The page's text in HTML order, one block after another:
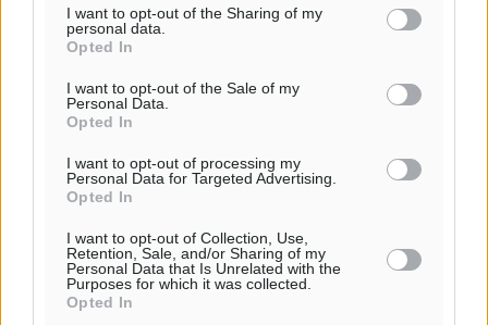
I want to opt-out of the Sharing of my
personal data.
Opted In
I want to opt-out of the Sale of my
Personal Data.
Opted In
I want to opt-out of processing my
Personal Data for Targeted Advertising.
Opted In
I want to opt-out of Collection, Use,
Retention, Sale, and/or Sharing of my
Personal Data that Is Unrelated with the
Purposes for which it was collected.
Opted In
Lions Χάλκης
Τοπικές Ειδήσεις• πριν 5 λεπτά
Ρόδος: «Βουλιάζει» από τουρίστες – Πάνω από 1 εκατ.
επιβάτες και 55 κρουαζιερόπλοια
Γ’ Εθνική Κατηγορία: Οι ημερομηνίες των
αγωνιστικών της κανονικής περιόδου
Αθλητικά• πριν 6 ώρες